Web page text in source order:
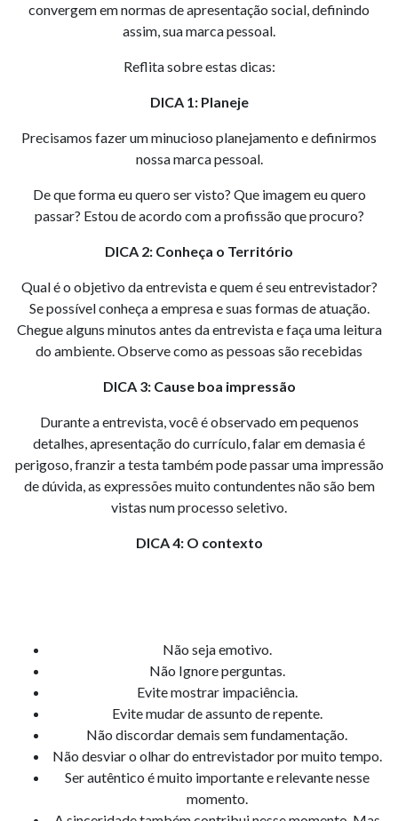
convergem em normas de apresentação social, definindo
assim, sua marca pessoal.
Reflita sobre estas dicas:
DICA 1: Planeje
Precisamos fazer um minucioso planejamento e definirmos
nossa marca pessoal.
De que forma eu quero ser visto? Que imagem eu quero
passar? Estou de acordo com a profissão que procuro?
DICA 2: Conheça o Território
Qual é o objetivo da entrevista e quem é seu entrevistador?
Se possível conheça a empresa e suas formas de atuação.
Chegue alguns minutos antes da entrevista e faça uma leitura
do ambiente. Observe como as pessoas são recebidas
DICA 3: Cause boa impressão
Durante a entrevista, você é observado em pequenos
detalhes, apresentação do currículo, falar em demasia é
perigoso, franzir a testa também pode passar uma impressão
de dúvida, as expressões muito contundentes não são bem
vistas num processo seletivo.
DICA 4: O contexto
Não seja emotivo.
Não Ignore perguntas.
Evite mostrar impaciência.
Evite mudar de assunto de repente.
Não discordar demais sem fundamentação.
Não desviar o olhar do entrevistador por muito tempo.
Ser autêntico é muito importante e relevante nesse
momento.